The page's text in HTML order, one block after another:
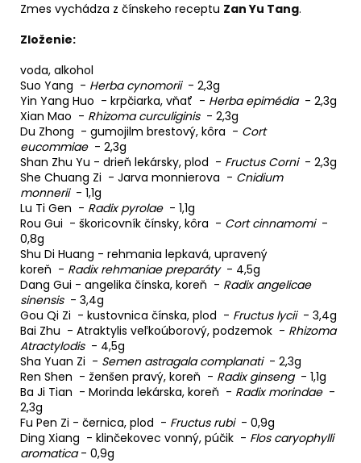
Zmes vychádza z čínskeho receptu Zan Yu Tang.
Zloženie:
voda, alkohol
Suo Yang - Herba cynomorii - 2,3g
Yin Yang Huo - krpčiarka, vňať - Herba epimédia - 2,3g
Xian Mao - Rhizoma curculiginis - 2,3g
Du Zhong - gumojilm brestový, kôra - Cort
eucommiae - 2,3g
Shan Zhu Yu - drieň lekársky, plod - Fructus Corni - 2,3g
She Chuang Zi - Jarva monnierova - Cnidium
monnerii - 1,1g
Lu Ti Gen - Radix pyrolae - 1,1g
Rou Gui - škoricovník čínsky, kôra - Cort cinnamomi -
0,8g
Shu Di Huang - rehmania lepkavá, upravený
koreň - Radix rehmaniae preparáty - 4,5g
Dang Gui - angelika čínska, koreň - Radix angelicae
sinensis - 3,4g
Gou Qi Zi - kustovnica čínska, plod - Fructus lycii - 3,4g
Bai Zhu - Atraktylis veľkoúborový, podzemok - Rhizoma
Atractylodis - 4,5g
Sha Yuan Zi - Semen astragala complanati - 2,3g
Ren Shen - ženšen pravý, koreň - Radix ginseng - 1,1g
Ba Ji Tian - Morinda lekárska, koreň - Radix morindae -
2,3g
Fu Pen Zi - černica, plod - Fructus rubi - 0,9g
Ding Xiang - klinčekovec vonný, púčik - Flos caryophylli
aromatica- 0,9g